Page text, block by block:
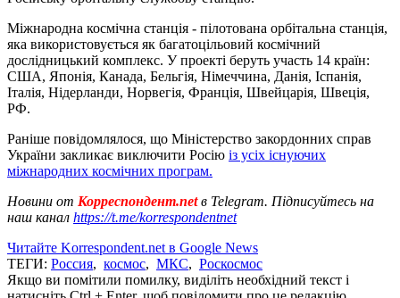
Міжнародна космічна станція - пілотована орбітальна станція,
яка використовується як багатоцільовий космічний
дослідницький комплекс. У проекті беруть участь 14 країн:
США, Японія, Канада, Бельгія, Німеччина, Данія, Іспанія,
Італія, Нідерланди, Норвегія, Франція, Швейцарія, Швеція,
РФ.
Раніше повідомлялося, що Міністерство закордонних справ
України закликає виключити Росію із усіх існуючих
міжнародних космічних програм.
Новини от Корреспондент.netв Telegram. Підписуйтесь на
наш канал https://t.me/korrespondentnet
Читайте Korrespondent.net в Google News
ТЕГИ: Россия, космос, МКС, Роскосмос
Якщо ви помітили помилку, виділіть необхідний текст і